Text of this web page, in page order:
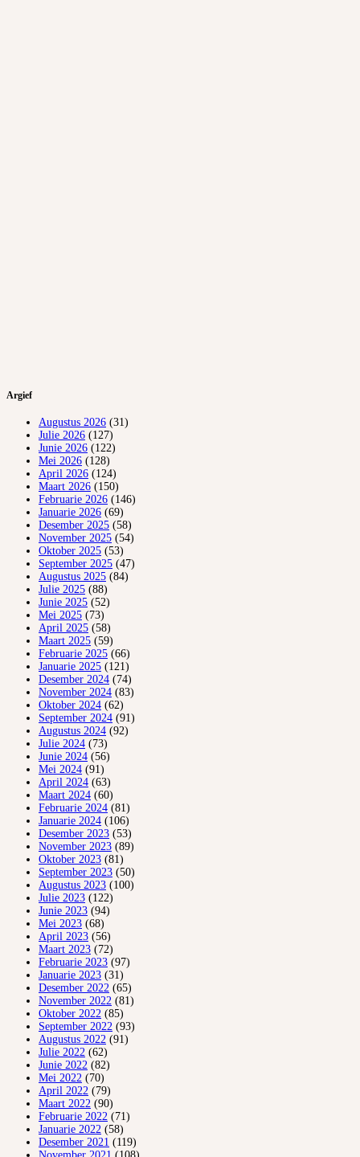
Argief
Augustus 2026 (31)
Julie 2026 (127)
Junie 2026 (122)
Mei 2026 (128)
April 2026 (124)
Maart 2026 (150)
Februarie 2026 (146)
Januarie 2026 (69)
Desember 2025 (58)
November 2025 (54)
Oktober 2025 (53)
September 2025 (47)
Augustus 2025 (84)
Julie 2025 (88)
Junie 2025 (52)
Mei 2025 (73)
April 2025 (58)
Maart 2025 (59)
Februarie 2025 (66)
Januarie 2025 (121)
Desember 2024 (74)
November 2024 (83)
Oktober 2024 (62)
September 2024 (91)
Augustus 2024 (92)
Julie 2024 (73)
Junie 2024 (56)
Mei 2024 (91)
April 2024 (63)
Maart 2024 (60)
Februarie 2024 (81)
Januarie 2024 (106)
Desember 2023 (53)
November 2023 (89)
Oktober 2023 (81)
September 2023 (50)
Augustus 2023 (100)
Julie 2023 (122)
Junie 2023 (94)
Mei 2023 (68)
April 2023 (56)
Maart 2023 (72)
Februarie 2023 (97)
Januarie 2023 (31)
Desember 2022 (65)
November 2022 (81)
Oktober 2022 (85)
September 2022 (93)
Augustus 2022 (91)
Julie 2022 (62)
Junie 2022 (82)
Mei 2022 (70)
April 2022 (79)
Maart 2022 (90)
Februarie 2022 (71)
Januarie 2022 (58)
Desember 2021 (119)